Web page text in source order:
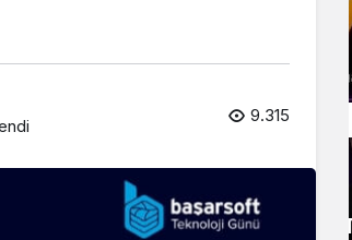
9.315
Mürsel Ferhat Sağlam Tek